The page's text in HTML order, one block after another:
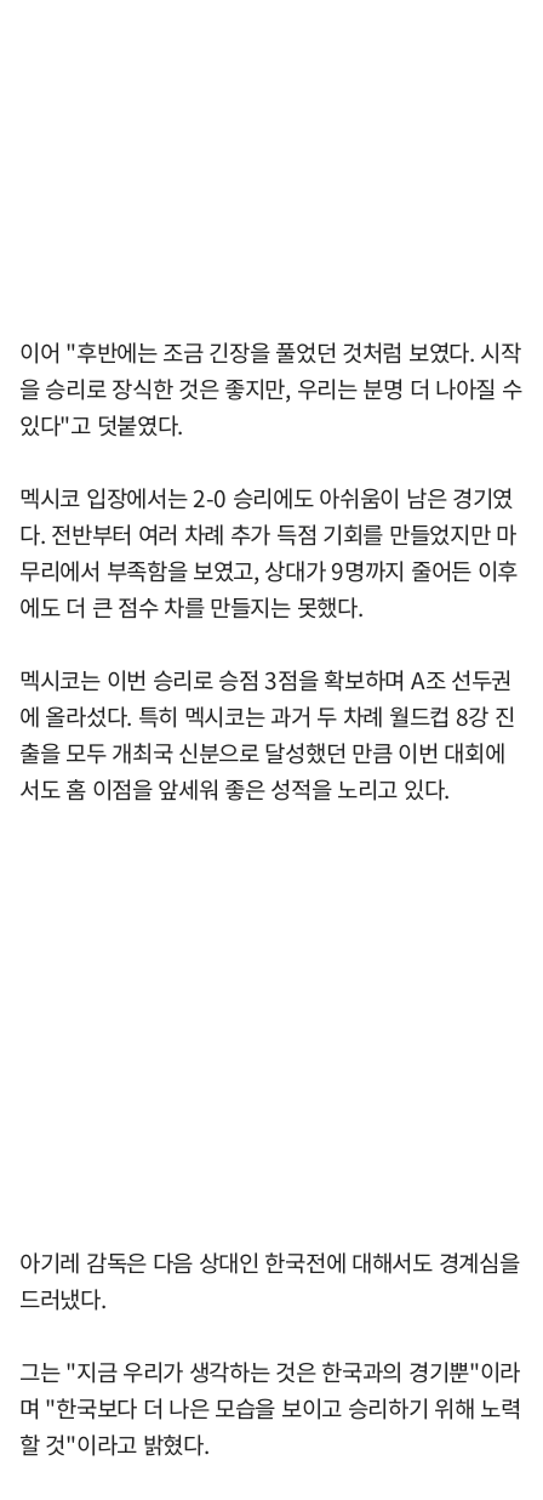
이어 "후반에는 조금 긴장을 풀었던 것처럼 보였다. 시작
을 승리로 장식한 것은 좋지만, 우리는 분명 더 나아질 수
있다"고 덧붙였다.
멕시코 입장에서는 2-0 승리에도 아쉬움이 남은 경기였
다. 전반부터 여러 차례 추가 득점 기회를 만들었지만 마
무리에서 부족함을 보였고, 상대가 9명까지 줄어든 이후
에도 더 큰 점수 차를 만들지는 못했다.
멕시코는 이번 승리로 승점 3점을 확보하며 A조 선두권
에 올라섰다. 특히 멕시코는 과거 두 차례 월드컵 8강 진
출을 모두 개최국 신분으로 달성했던 만큼 이번 대회에
서도 홈 이점을 앞세워 좋은 성적을 노리고 있다.
아기레 감독은 다음 상대인 한국전에 대해서도 경계심을
드러냈다.
그는 "지금 우리가 생각하는 것은 한국과의 경기뿐"이라
며 "한국보다 더 나은 모습을 보이고 승리하기 위해 노력
할 것"이라고 밝혔다.